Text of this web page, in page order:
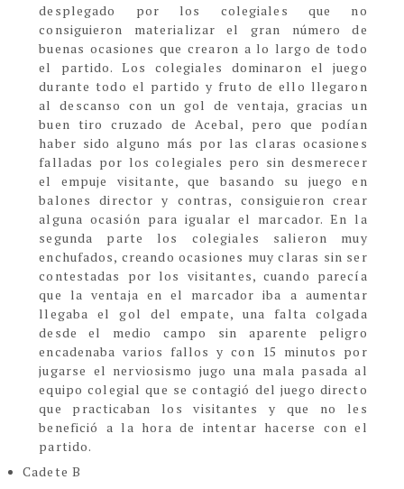
desplegado por los colegiales que no
consiguieron materializar el gran número de
buenas ocasiones que crearon a lo largo de todo
el partido. Los colegiales dominaron el juego
durante todo el partido y fruto de ello llegaron
al descanso con un gol de ventaja, gracias un
buen tiro cruzado de Acebal, pero que podían
haber sido alguno más por las claras ocasiones
falladas por los colegiales pero sin desmerecer
el empuje visitante, que basando su juego en
balones director y contras, consiguieron crear
alguna ocasión para igualar el marcador. En la
segunda parte los colegiales salieron muy
enchufados, creando ocasiones muy claras sin ser
contestadas por los visitantes, cuando parecía
que la ventaja en el marcador iba a aumentar
llegaba el gol del empate, una falta colgada
desde el medio campo sin aparente peligro
encadenaba varios fallos y con 15 minutos por
jugarse el nerviosismo jugo una mala pasada al
equipo colegial que se contagió del juego directo
que practicaban los visitantes y que no les
benefició a la hora de intentar hacerse con el
partido.
Cadete B